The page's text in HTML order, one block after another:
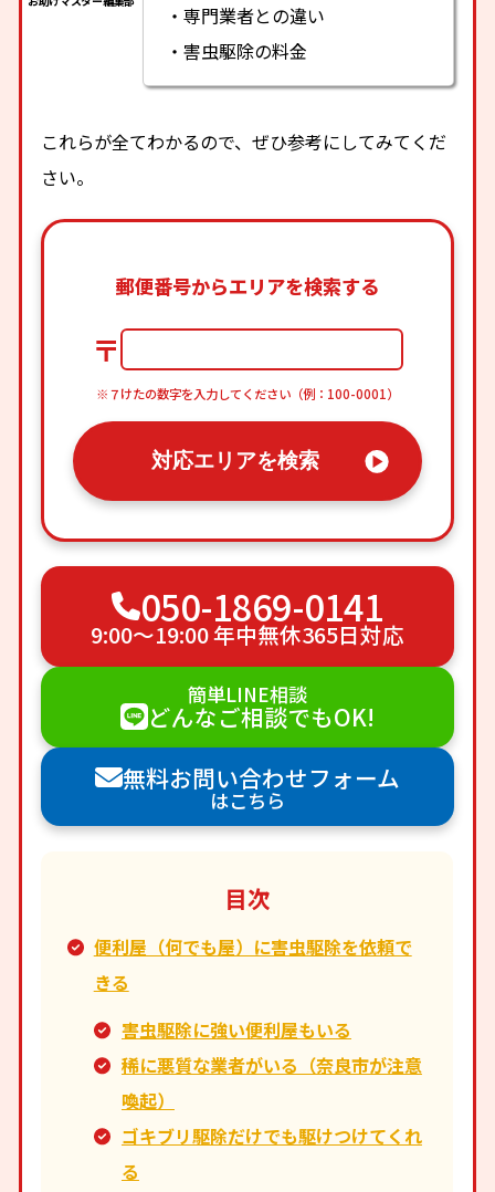
・専門業者との違い
・害虫駆除の料金
これらが全てわかるので、ぜひ参考にしてみてくだ
さい。
郵便番号からエリアを検索する
〒
※７けたの数字を入力してください（例：100-0001）
対応エリアを検索
050-1869-0141
9:00〜19:00 年中無休365日対応
簡単LINE相談
どんなご相談でもOK!
無料お問い合わせフォーム
はこちら
目次
便利屋（何でも屋）に害虫駆除を依頼で
きる
害虫駆除に強い便利屋もいる
稀に悪質な業者がいる（奈良市が注意
喚起）
ゴキブリ駆除だけでも駆けつけてくれ
る